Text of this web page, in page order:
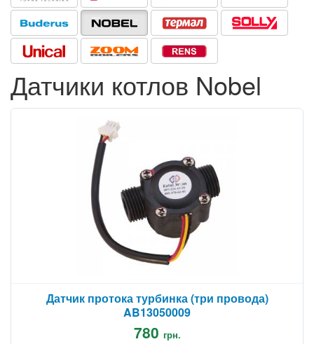
Датчики котлов Nobel
Датчик протока турбинка (три провода)
AB13050009
780 грн.